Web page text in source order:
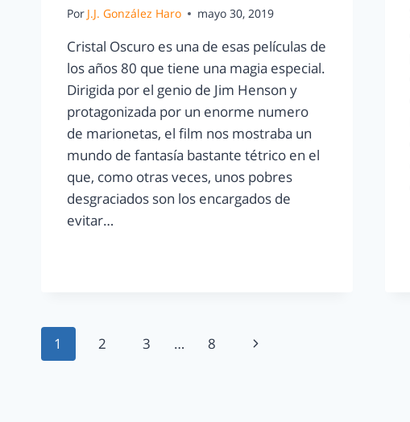
Por J.J. González Haro mayo 30, 2019
Cristal Oscuro es una de esas películas de
los años 80 que tiene una magia especial.
Dirigida por el genio de Jim Henson y
protagonizada por un enorme numero
de marionetas, el film nos mostraba un
mundo de fantasía bastante tétrico en el
que, como otras veces, unos pobres
desgraciados son los encargados de
evitar…
1 2 3 … 8